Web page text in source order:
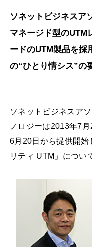
ソネットビジネスア
マネージド型のUTM
ードのUTM製品を採
の“ひとり情シス”の
ソネットビジネスア
ノロジーは2013年7
6月20日から提供開始
リティ UTM」につい